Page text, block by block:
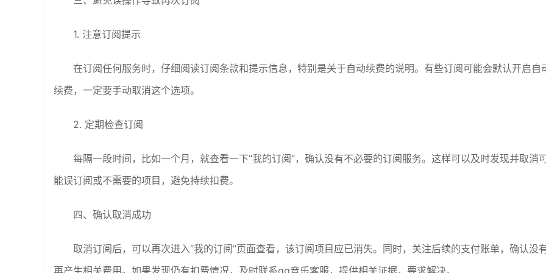
1. 注意订阅提示
在订阅任何服务时，仔细阅读订阅条款和提示信息，特别是关于自动续费的说明。有些订阅可能会默认开启自
续费，一定要手动取消这个选项。
2. 定期检查订阅
每隔一段时间，比如一个月，就查看一下“我的订阅”，确认没有不必要的订阅服务。这样可以及时发现并取消
能误订阅或不需要的项目，避免持续扣费。
四、确认取消成功
取消订阅后，可以再次进入“我的订阅”页面查看，该订阅项目应已消失。同时，关注后续的支付账单，确认没
再产生相关费用。如果发现仍有扣费情况，及时联系qq音乐客服，提供相关证据，要求解决。